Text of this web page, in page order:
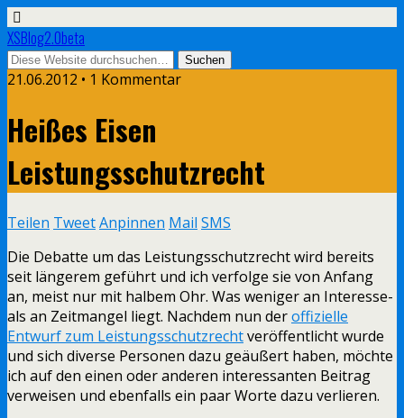
XSBlog2.0beta
21.06.2012 • 1 Kommentar
Heißes Eisen
Leistungsschutzrecht
Teilen TweetAnpinnen Mail SMS
Die Debatte um das Leistungsschutzrecht wird bereits
seit längerem geführt und ich verfolge sie von Anfang
an, meist nur mit halbem Ohr. Was weniger an Interesse-
als an Zeitmangel liegt. Nachdem nun deroffizielle
Entwurf zum Leistungsschutzrechtveröffentlicht wurde
und sich diverse Personen dazu geäußert haben, möchte
ich auf den einen oder anderen interessanten Beitrag
verweisen und ebenfalls ein paar Worte dazu verlieren.